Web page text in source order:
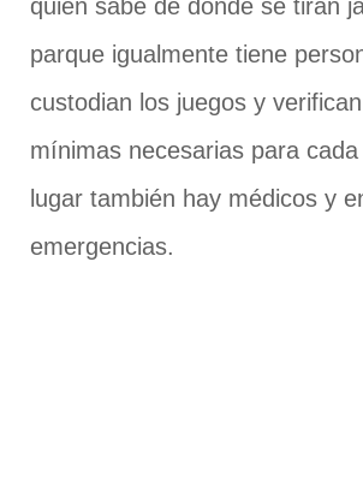
quien sabe de dónde se tiran
parque igualmente tiene
custodian los juegos y
mínimas necesarias para cada
lugar también hay médicos y
emergencias.